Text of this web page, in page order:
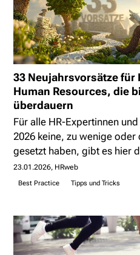
33 Neujahrsvorsätze für
Human Resources, die
überdauern
Für alle HR-Expertinnen
2026 keine, zu wenige oder
gesetzt haben, gibt es hier
23.01.2026 HRweb
Best Practice Tipps und Tricks